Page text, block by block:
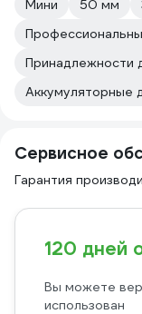
Мини
50 мм
Принадлежности
Сервисное
Гарантия
120 дней
Вы можете
использован